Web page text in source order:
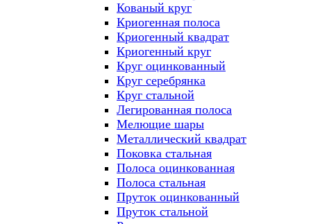
Кованый круг
Криогенная полоса
Криогенный квадрат
Криогенный круг
Круг оцинкованный
Круг серебрянка
Круг стальной
Легированная полоса
Мелющие шары
Металлический квадрат
Поковка стальная
Полоса оцинкованная
Полоса стальная
Пруток оцинкованный
Пруток стальной